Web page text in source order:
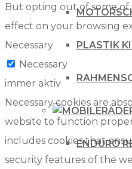
PLASTIK
ENDURO
But opting out of some of
effect on your browsing
Necessary
Necessary
immer aktiv
Necessary cookies are
website to function
includes cookies that
security features of the